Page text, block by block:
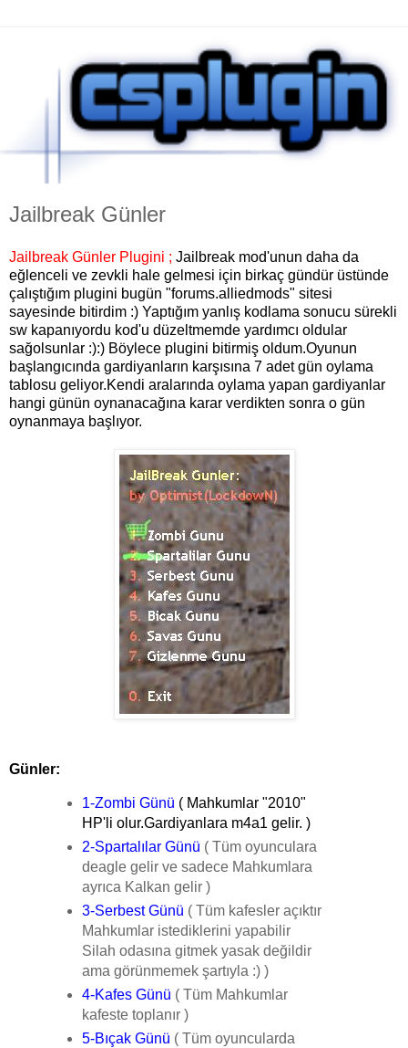
Jailbreak Günler
Jailbreak Günler Plugini ; Jailbreak mod'unun daha da
eğlenceli ve zevkli hale gelmesi için birkaç gündür üstünde
çalıştığım plugini bugün "forums.alliedmods" sitesi
sayesinde bitirdim :) Yaptığım yanlış kodlama sonucu sürekli
sw kapanıyordu kod'u düzeltmemde yardımcı oldular
sağolsunlar :):) Böylece plugini bitirmiş oldum.Oyunun
başlangıcında gardiyanların karşısına 7 adet gün oylama
tablosu geliyor.Kendi aralarında oylama yapan gardiyanlar
hangi günün oynanacağına karar verdikten sonra o gün
oynanmaya başlıyor.
Günler:
1-Zombi Günü ( Mahkumlar "2010"
HP'li olur.Gardiyanlara m4a1 gelir. )
2-Spartalılar Günü ( Tüm oyunculara
deagle gelir ve sadece Mahkumlara
ayrıca Kalkan gelir )
3-Serbest Günü ( Tüm kafesler açıktır
Mahkumlar istediklerini yapabilir
Silah odasına gitmek yasak değildir
ama görünmemek şartıyla :) )
4-Kafes Günü ( Tüm Mahkumlar
kafeste toplanır )
5-Bıçak Günü ( Tüm oyuncularda